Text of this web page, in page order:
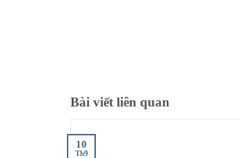
Bài viết liên quan
10
Th9